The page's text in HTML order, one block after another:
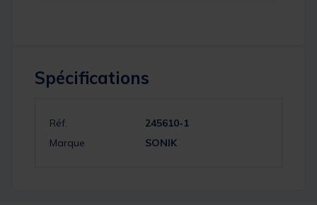
Spécifications
Réf.
245610-1
Marque
SONIK